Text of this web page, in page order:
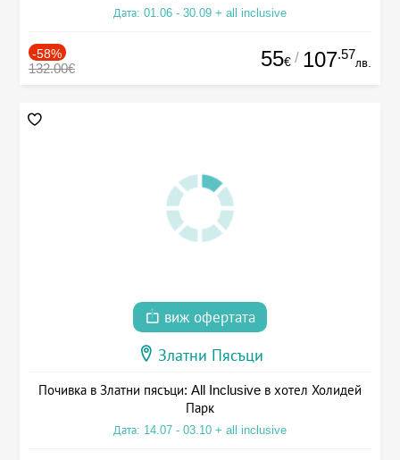
Дата: 01.06 - 30.09 + all inclusive
-58%
132.00€ 55€ / 107.57
лв.
виж офертата
Златни Пясъци
Почивка в Златни пясъци: All Inclusive в хотел Холидей
Парк
Дата: 14.07 - 03.10 + all inclusive